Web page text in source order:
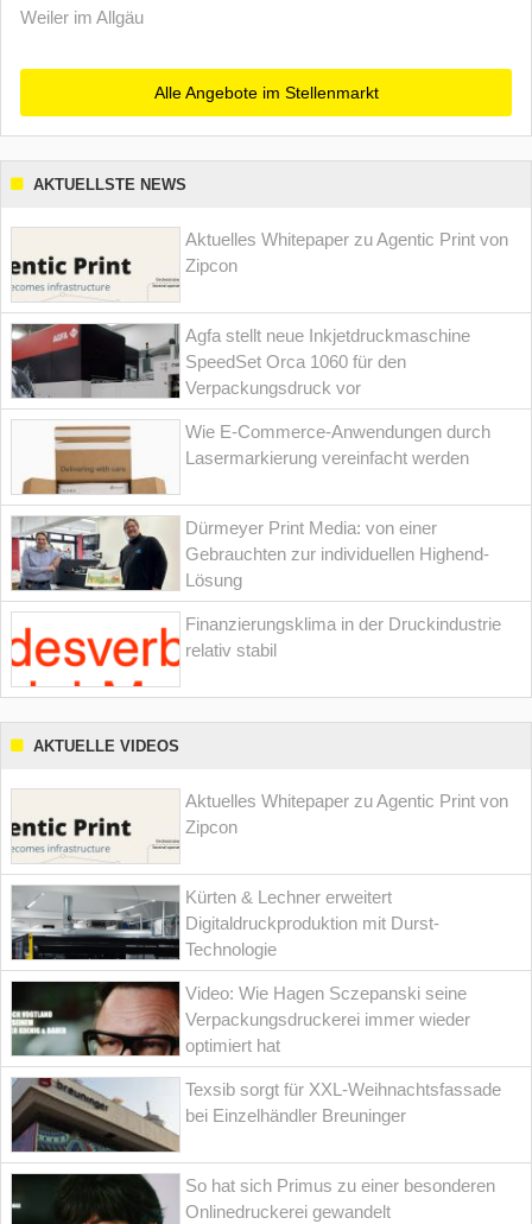
Weiler im Allgäu
Alle Angebote im Stellenmarkt
AKTUELLSTE NEWS
Aktuelles Whitepaper zu Agentic Print von
Zipcon
Agfa stellt neue Inkjetdruckmaschine
SpeedSet Orca 1060 für den
Verpackungsdruck vor
Wie E-Commerce-Anwendungen durch
Lasermarkierung vereinfacht werden
Dürmeyer Print Media: von einer
Gebrauchten zur individuellen Highend-
Lösung
Finanzierungsklima in der Druckindustrie
relativ stabil
AKTUELLE VIDEOS
Aktuelles Whitepaper zu Agentic Print von
Zipcon
Kürten & Lechner erweitert
Digitaldruckproduktion mit Durst-
Technologie
Video: Wie Hagen Sczepanski seine
Verpackungsdruckerei immer wieder
optimiert hat
Texsib sorgt für XXL-Weihnachtsfassade
bei Einzelhändler Breuninger
So hat sich Primus zu einer besonderen
Onlinedruckerei gewandelt